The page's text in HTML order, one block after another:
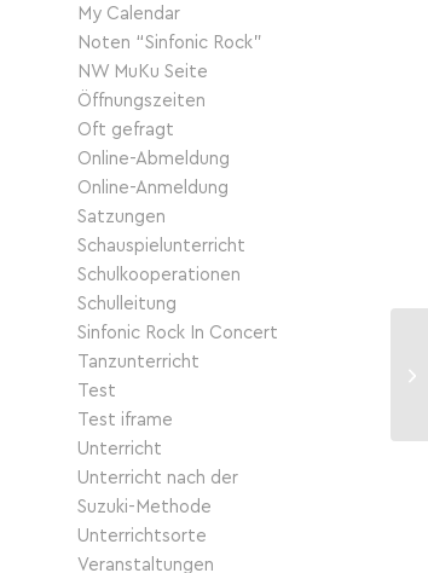
My Calendar
Noten “Sinfonic Rock”
NW MuKu Seite
Öffnungszeiten
Oft gefragt
Online-Abmeldung
Online-Anmeldung
Satzungen
Schauspielunterricht
Schulkooperationen
Schulleitung
Sinfonic Rock In Concert
Tanzunterricht
Test
Test iframe
Unterricht
Unterricht nach der
Suzuki-Methode
Unterrichtsorte
Veranstaltungen